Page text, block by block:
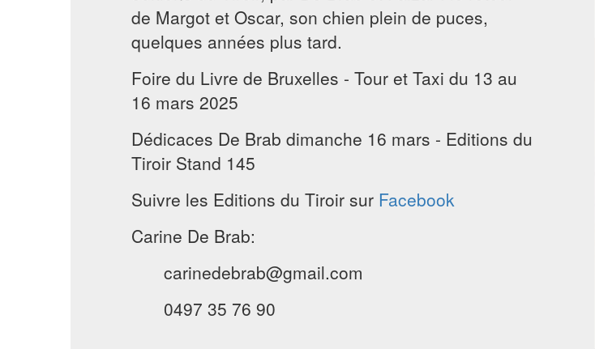
de Margot et Oscar, son chien plein de puces,
quelques années plus tard.
Foire du Livre de Bruxelles - Tour et Taxi du 13 au
16 mars 2025
Dédicaces De Brab dimanche 16 mars - Editions du
Tiroir Stand 145
Suivre les Editions du Tiroir sur Facebook
Carine De Brab:
carinedebrab@gmail.com
0497 35 76 90